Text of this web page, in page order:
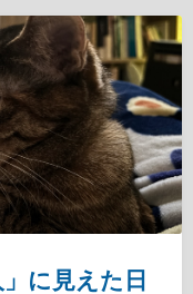
に見えた日